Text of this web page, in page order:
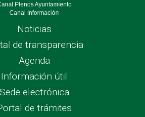
Plenos Ayuntamiento
Canal Información
Noticias
de transparencia
Agenda
Información útil
Sede electrónica
de trámites